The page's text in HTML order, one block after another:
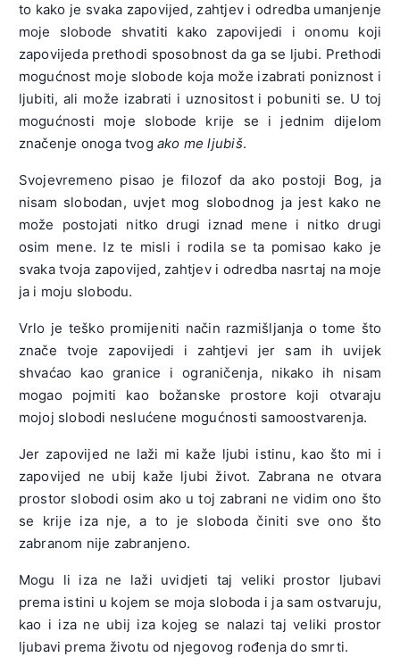
to kako je svaka zapovijed, zahtjev i odredba umanjenje
moje slobode shvatiti kako zapovijedi i onomu koji
zapovijeda prethodi sposobnost da ga se ljubi. Prethodi
mogućnost moje slobode koja može izabrati poniznost i
ljubiti, ali može izabrati i uznositost i pobuniti se. U toj
mogućnosti moje slobode krije se i jednim dijelom
značenje onoga tvog ako me ljubiš.
Svojevremeno pisao je filozof da ako postoji Bog, ja
nisam slobodan, uvjet mog slobodnog ja jest kako ne
može postojati nitko drugi iznad mene i nitko drugi
osim mene. Iz te misli i rodila se ta pomisao kako je
svaka tvoja zapovijed, zahtjev i odredba nasrtaj na moje
ja i moju slobodu.
Vrlo je teško promijeniti način razmišljanja o tome što
znače tvoje zapovijedi i zahtjevi jer sam ih uvijek
shvaćao kao granice i ograničenja, nikako ih nisam
mogao pojmiti kao božanske prostore koji otvaraju
mojoj slobodi neslućene mogućnosti samoostvarenja.
Jer zapovijed ne laži mi kaže ljubi istinu, kao što mi i
zapovijed ne ubij kaže ljubi život. Zabrana ne otvara
prostor slobodi osim ako u toj zabrani ne vidim ono što
se krije iza nje, a to je sloboda činiti sve ono što
zabranom nije zabranjeno.
Mogu li iza ne laži uvidjeti taj veliki prostor ljubavi
prema istini u kojem se moja sloboda i ja sam ostvaruju,
kao i iza ne ubij iza kojeg se nalazi taj veliki prostor
ljubavi prema životu od njegovog rođenja do smrti.